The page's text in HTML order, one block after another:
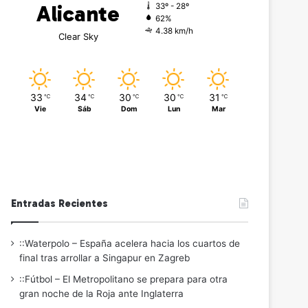
Alicante
Clear Sky
33º - 28º
62%
4.38 km/h
33 ℃
Vie
34 ℃
Sáb
30 ℃
Dom
30 ℃
Lun
31 ℃
Mar
Entradas Recientes
::Waterpolo – España acelera hacia los cuartos de
final tras arrollar a Singapur en Zagreb
::Fútbol – El Metropolitano se prepara para otra
gran noche de la Roja ante Inglaterra